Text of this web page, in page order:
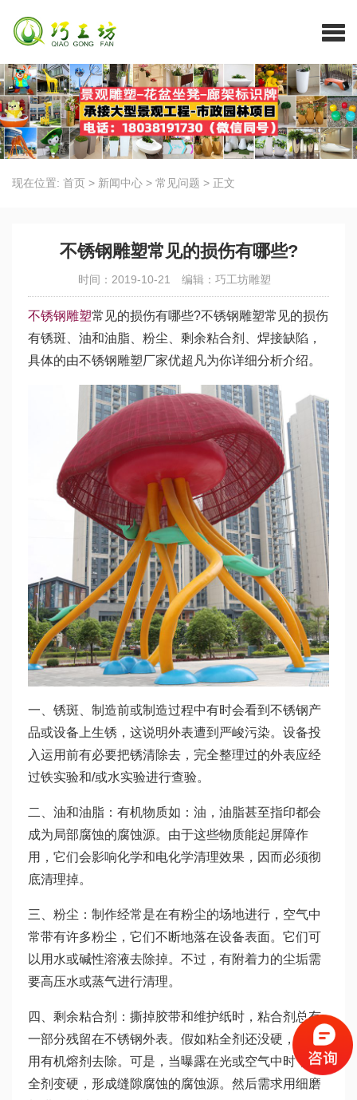
现在位置: 首页 > 新闻中心 > 常见问题 > 正文
不锈钢雕塑常见的损伤有哪些?
时间：2019-10-21 编辑：巧工坊雕塑
不锈钢雕塑常见的损伤有哪些?不锈钢雕塑常见的损伤
有锈斑、油和油脂、粉尘、剩余粘合剂、焊接缺陷，
具体的由不锈钢雕塑厂家优超凡为你详细分析介绍。
一、锈斑、制造前或制造过程中有时会看到不锈钢产
品或设备上生锈，这说明外表遭到严峻污染。设备投
入运用前有必要把锈清除去，完全整理过的外表应经
过铁实验和/或水实验进行查验。
二、油和油脂：有机物质如：油，油脂甚至指印都会
成为局部腐蚀的腐蚀源。由于这些物质能起屏障作
用，它们会影响化学和电化学清理效果，因而必须彻
底清理掉。
三、粉尘：制作经常是在有粉尘的场地进行，空气中
常带有许多粉尘，它们不断地落在设备表面。它们可
以用水或碱性溶液去除掉。不过，有附着力的尘垢需
要高压水或蒸气进行清理。
四、剩余粘合剂：撕掉胶带和维护纸时，粘合剂总有
一部分残留在不锈钢外表。假如粘全剂还没硬，能够
用有机熔剂去除。可是，当曝露在光或空气中时，粘
全剂变硬，形成缝隙腐蚀的腐蚀源。然后需求用细磨